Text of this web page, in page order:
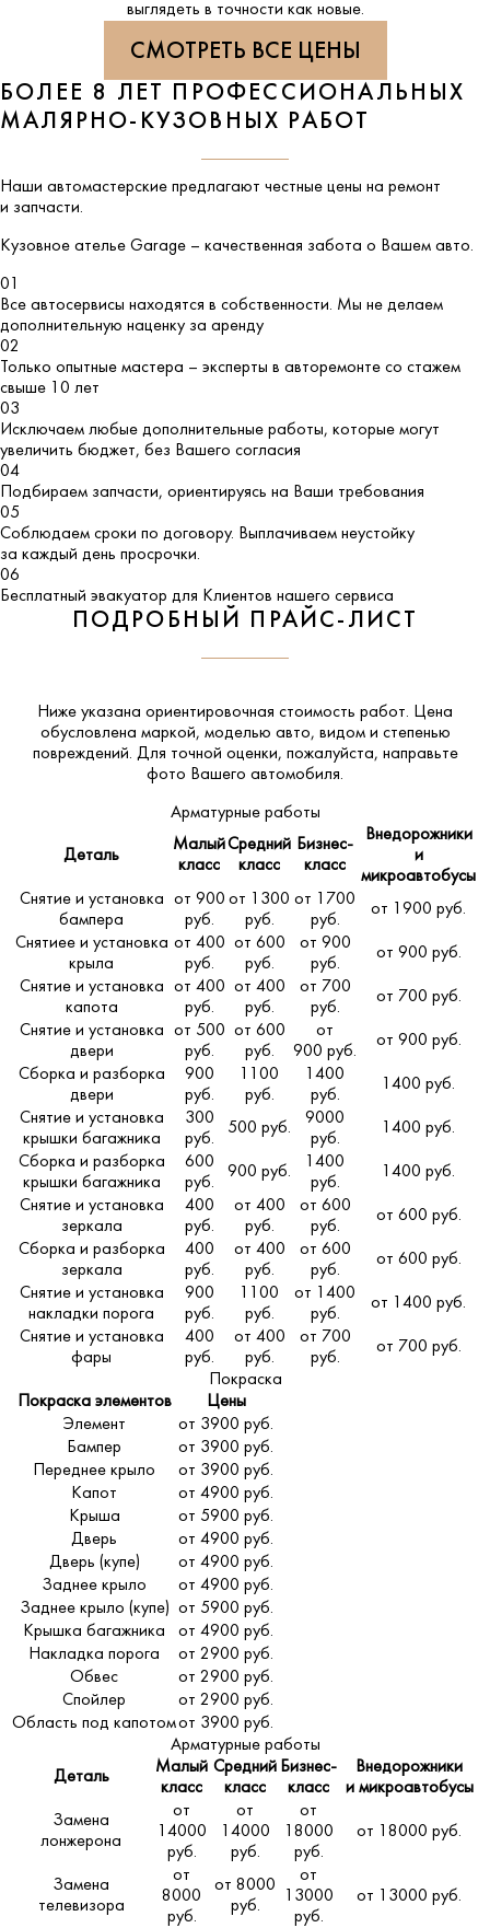
выглядеть в точности как новые.
СМОТРЕТЬ ВСЕ ЦЕНЫ
БОЛЕЕ 8 ЛЕТ ПРОФЕССИОНАЛЬНЫХ
МАЛЯРНО-КУЗОВНЫХ РАБОТ
Наши автомастерские предлагают честные цены на ремонт
и запчасти.
Кузовное ателье Garage – качественная забота о Вашем авто.
01
Все автосервисы находятся в собственности. Мы не делаем
дополнительную наценку за аренду
02
Только опытные мастера – эксперты в авторемонте со стажем
свыше 10 лет
03
Исключаем любые дополнительные работы, которые могут
увеличить бюджет, без Вашего согласия
04
Подбираем запчасти, ориентируясь на Ваши требования
05
Соблюдаем сроки по договору. Выплачиваем неустойку
за каждый день просрочки.
06
Бесплатный эвакуатор для Клиентов нашего сервиса
ПОДРОБНЫЙ ПРАЙС-ЛИСТ
Ниже указана ориентировочная стоимость работ. Цена
обусловлена маркой, моделью авто, видом и степенью
повреждений. Для точной оценки, пожалуйста, направьте
фото Вашего автомобиля.
Арматурные работы
Деталь
Малый
класс
Средний
класс
Бизнес-
класс
Внедорожники
и
микроавтобусы
Снятие и установка
бампера
от 900
руб.
от 1300
руб.
от 1700
руб.
от 1900 руб.
Снятиее и установка
крыла
от 400
руб.
от 600
руб.
от 900
руб.
от 900 руб.
Снятие и установка
капота
от 400
руб.
от 400
руб.
от 700
руб.
от 700 руб.
Снятие и установка
двери
от 500
руб.
от 600
руб.
от
900 руб.
от 900 руб.
Сборка и разборка
двери
900
руб.
1100
руб.
1400
руб.
1400 руб.
Снятие и установка
крышки багажника
300
руб.
500 руб.
9000
руб.
1400 руб.
Сборка и разборка
крышки багажника
600
руб.
900 руб.
1400
руб.
1400 руб.
Снятие и установка
зеркала
400
руб.
от 400
руб.
от 600
руб.
от 600 руб.
Сборка и разборка
зеркала
400
руб.
от 400
руб.
от 600
руб.
от 600 руб.
Снятие и установка
накладки порога
900
руб.
1100
руб.
от 1400
руб.
от 1400 руб.
Снятие и установка
фары
400
руб.
от 400
руб.
от 700
руб.
от 700 руб.
Покраска
Покраска элементов
Цены
Элемент
от 3900 руб.
Бампер
от 3900 руб.
Переднее крыло
от 3900 руб.
Капот
от 4900 руб.
Крыша
от 5900 руб.
Дверь
от 4900 руб.
Дверь (купе)
от 4900 руб.
Заднее крыло
от 4900 руб.
Заднее крыло (купе) от 5900 руб.
Крышка багажника
от 4900 руб.
Накладка порога
от 2900 руб.
Обвес
от 2900 руб.
Спойлер
от 2900 руб.
Область под капотомот 3900 руб.
Арматурные работы
Деталь
Малый
класс
Средний
класс
Бизнес-
класс
Внедорожники
и микроавтобусы
Замена
лонжерона
от
14000
руб.
от
14000
руб.
от
18000
руб.
от 18000 руб.
Замена
телевизора
от
8000
руб.
от 8000
руб.
от
13000
руб.
от 13000 руб.